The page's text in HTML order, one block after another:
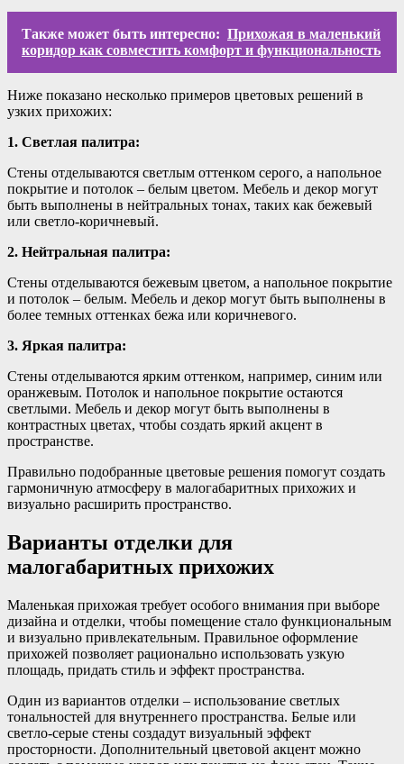
Также может быть интересно: Прихожая в маленький
коридор как совместить комфорт и функциональность
Ниже показано несколько примеров цветовых решений в
узких прихожих:
1. Светлая палитра:
Стены отделываются светлым оттенком серого, а напольное
покрытие и потолок – белым цветом. Мебель и декор могут
быть выполнены в нейтральных тонах, таких как бежевый
или светло-коричневый.
2. Нейтральная палитра:
Стены отделываются бежевым цветом, а напольное покрытие
и потолок – белым. Мебель и декор могут быть выполнены в
более темных оттенках бежа или коричневого.
3. Яркая палитра:
Стены отделываются ярким оттенком, например, синим или
оранжевым. Потолок и напольное покрытие остаются
светлыми. Мебель и декор могут быть выполнены в
контрастных цветах, чтобы создать яркий акцент в
пространстве.
Правильно подобранные цветовые решения помогут создать
гармоничную атмосферу в малогабаритных прихожих и
визуально расширить пространство.
Варианты отделки для
малогабаритных прихожих
Маленькая прихожая требует особого внимания при выборе
дизайна и отделки, чтобы помещение стало функциональным
и визуально привлекательным. Правильное оформление
прихожей позволяет рационально использовать узкую
площадь, придать стиль и эффект пространства.
Один из вариантов отделки – использование светлых
тональностей для внутреннего пространства. Белые или
светло-серые стены создадут визуальный эффект
просторности. Дополнительный цветовой акцент можно